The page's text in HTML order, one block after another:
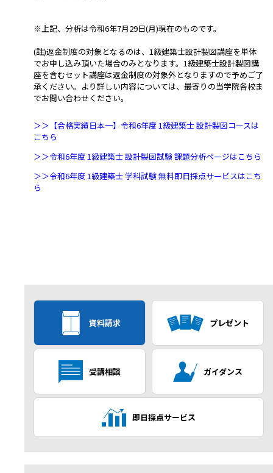
※上記、分析は令和6年7月29日(月)現在のものです。
(註)返金制度の対象となるのは、1級建築士設計製図講座を単体
でお申し込み頂いた場合のみとなります。1級建築士設計製図講
座を含むセット講座は返金制度の対象外となりますので予めご了
承ください。より詳しい内容については、最寄りの当学院各校ま
でお問い合わせください。
＞＞【合格実績日本一】令和6年度 1級建築士 設計製図コースは
こちら
＞＞令和6年度 1級建築士 設計製図試験 課題分析ページはこちら
＞＞令和6年度 1級建築士 学科試験 無料即日採点サービスはこち
ら
資料請求 プレゼント
受講相談 ガイダンス
即日採点サービス